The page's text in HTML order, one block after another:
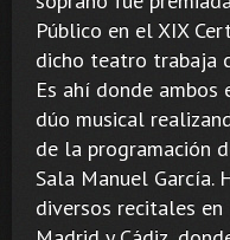
Público en el XIX
dicho teatro trabaja
Es ahí donde ambos
dúo musical
de la programación
Sala Manuel García.
diversos recitales